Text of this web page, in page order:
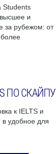
Students
и
за рубежом: от
ПО СКАЙПУ
к IELTS и
в удобное для